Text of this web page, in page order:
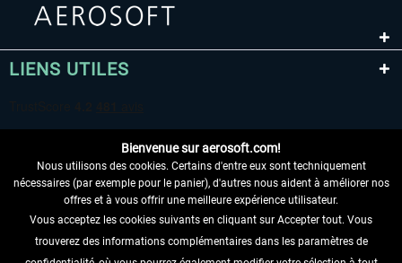
LIENS UTILES
RENONCER AU CONTRAT ICI
Bienvenue sur aerosoft.com!
Nous utilisons des cookies. Certains d'entre eux sont techniquement
nécessaires (par exemple pour le panier), d'autres nous aident à améliorer nos
offres et à vous offrir une meilleure expérience utilisateur.
Vous acceptez les cookies suivants en cliquant sur Accepter tout. Vous
trouverez des informations complémentaires dans les paramètres de